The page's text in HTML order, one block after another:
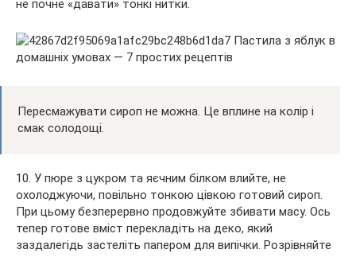
не почне «давати» тонкі нитки.
Пересмажувати сироп не можна. Це вплине на колір і
смак солодощі.
10. У пюре з цукром та яєчним білком влийте, не
охолоджуючи, повільно тонкою цівкою готовий сироп.
При цьому безперервно продовжуйте збивати масу. Ось
тепер готове вміст перекладіть на деко, який
заздалегідь застеліть папером для випічки. Розрівняйте